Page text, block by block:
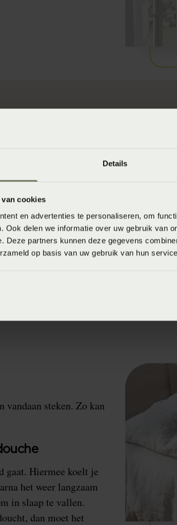
Details
cookies
en advertenties te personaliseren, om
Ook delen we informatie over uw gebruik van
Deze partners kunnen deze gegevens
op basis van uw gebruik van hun
temperatuur in de avond af neemt, en
ramen open zodat de ”koelere” lucht
in de vriezer!
om je kussensloop gedurende de
zak bestemd voor de vriezer).
vandaan steken. Zo kan
gaat. Hiermee koelt je
het weer langzaam
in slaap te vallen.
dan moet het